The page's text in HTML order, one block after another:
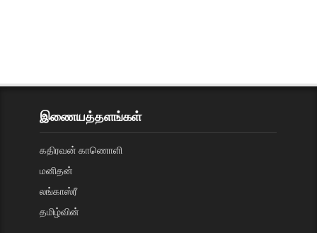
இணையத்தளங்கள்
கதிரவன் காணொளி
மனிதன்
லங்காஸ்ரீ
தமிழ்வின்